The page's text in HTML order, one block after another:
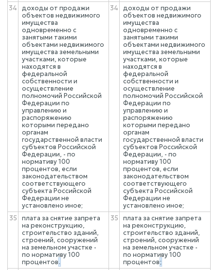
34
доходы от продажи
объектов недвижимого
имущества
одновременно с
занятыми такими
объектами недвижимого
имущества земельными
участками, которые
находятся в
федеральной
собственности и
осуществление
полномочий Российской
Федерации по
управлению и
распоряжению
которыми передано
органам
государственной власти
субъектов Российской
Федерации, - по
нормативу 100
процентов, если
законодательством
соответствующего
субъекта Российской
Федерации не
установлено иное;
34
доходы от продажи
объектов недвижимого
имущества
одновременно с
занятыми такими
объектами недвижимого
имущества земельными
участками, которые
находятся в
федеральной
собственности и
осуществление
полномочий Российской
Федерации по
управлению и
распоряжению
которыми передано
органам
государственной власти
субъектов Российской
Федерации, - по
нормативу 100
процентов, если
законодательством
соответствующего
субъекта Российской
Федерации не
установлено иное;
35
плата за снятие запрета
на реконструкцию,
строительство зданий,
строений, сооружений
на земельном участке -
по нормативу 100
процентов.
35
плата за снятие запрета
на реконструкцию,
строительство зданий,
строений, сооружений
на земельном участке -
по нормативу 100
процентов;